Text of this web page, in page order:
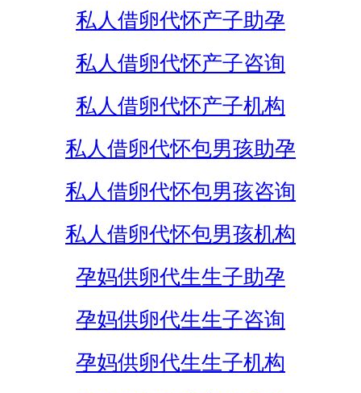
私人借卵代怀产子助孕
私人借卵代怀产子咨询
私人借卵代怀产子机构
私人借卵代怀包男孩助孕
私人借卵代怀包男孩咨询
私人借卵代怀包男孩机构
孕妈供卵代生生子助孕
孕妈供卵代生生子咨询
孕妈供卵代生生子机构